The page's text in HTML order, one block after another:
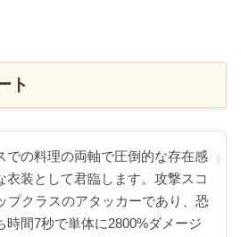
ト
での料理の両軸で圧倒的な存在感
衣装として君臨します。攻撃スコ
プクラスのアタッカーであり、恐
時間7秒で単体に2800%ダメージ